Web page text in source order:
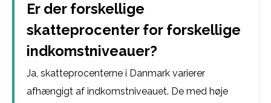
Er der forskellige
skatteprocenter for forskellige
indkomstniveauer?
Ja, skatteprocenterne i Danmark varierer
afhængigt af indkomstniveauet. De med høje